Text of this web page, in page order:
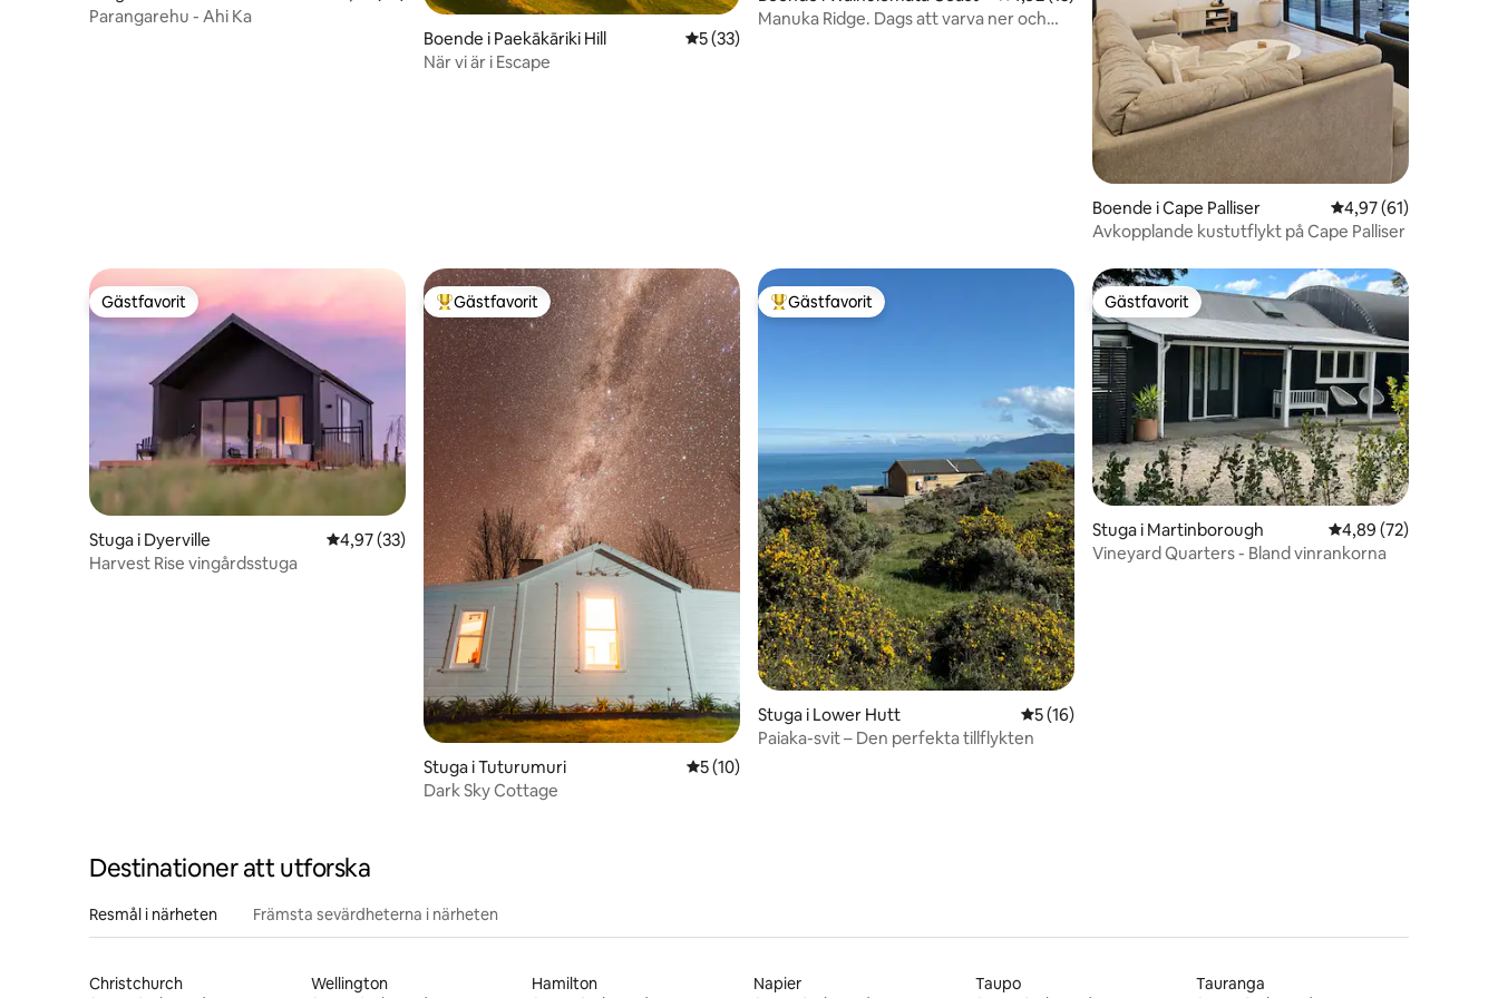
Parangarehu - Ahi Ka
Boende i Paekākāriki Hill 5 av 5 i genomsnittligt betyg, 33 omdömen
5 (33)
När vi är i Escape
Manuka Ridge. Dags att varva ner och
Boende i Cape Palliser 4,97 av 5 i
4,97 (61)
Avkopplande kustutflykt på Cape Palliser
Gästfavorit
Gästfavorit
Stuga i Dyerville 4,97 av 5 i genomsnittligt betyg, 33 omdömen
4,97 (33)
Harvest Rise vingårdsstuga
Populär gästfavorit
Gästfavorit
Stuga i Tuturumuri 5 av 5 i genomsnittligt betyg, 10 omdömen
5 (10)
Dark Sky Cottage
Populär gästfavorit
Gästfavorit
Stuga i Lower Hutt 5 av 5 i genomsnittligt betyg, 16 omdömen
5 (16)
Paiaka-svit – Den perfekta tillflykten
Gästfavorit
Gästfavorit
Stuga i Martinborough 4,89 av 5 i
4,89 (72)
Vineyard Quarters - Bland vinrankorna
Destinationer att utforska
Resmål i närheten Främsta sevärdheterna i närheten
Christchurch
Wellington
Hamilton
Napier
Taupo
Tauranga